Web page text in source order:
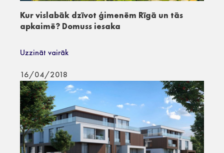
Kur vislabāk dzīvot ģimenēm Rīgā un tās
apkaimē? Domuss iesaka
Uzzināt vairāk
16/04/2018